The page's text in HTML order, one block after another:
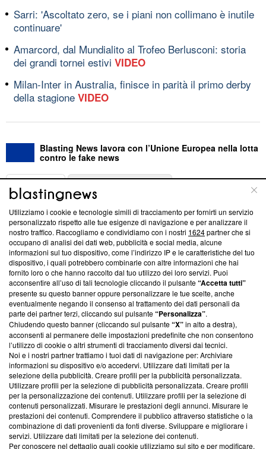
Sarri: 'Ascoltato zero, se i piani non collimano è inutile
continuare'
Amarcord, dal Mundialito al Trofeo Berlusconi: storia
dei grandi tornei estivi VIDEO
Milan-Inter in Australia, finisce in parità il primo derby
della stagione VIDEO
Blasting News lavora con l’Unione Europea nella lotta
contro le fake news
ABOUT
Questa sezione offre informazioni trasparenti su Blasting
News, sui nostri processi editoriali e su come ci impegniamo a
creare news di qualità. Inoltre, afferma la nostra aderenza a
‘Trust Project - News with Integrity’Blasting News non è
ancora membro del programma, ma ha richiesto di farne
parte; Trust Project non ha ancora effettuato una verifica di
conformità agli standard.
Su di noi
Team editoriale
Corporate
Redazione
Informativa Privacy
Cookie Policy
Blasting SA, IDI CHE-247.845.224, Via Carlo Frasca, 3 - 6900
Utilizziamo i cookie e tecnologie simili di tracciamento per fornirti un servizio
personalizzato rispetto alle tue esigenze di navigazione e per analizzare il
nostro traffico. Raccogliamo e condividiamo con i nostri 1624partner che si
occupano di analisi dei dati web, pubblicità e social media, alcune
informazioni sul tuo dispositivo, come l’indirizzo IP e le caratteristiche del tuo
dispositivo, i quali potrebbero combinarle con altre informazioni che hai
fornito loro o che hanno raccolto dal tuo utilizzo dei loro servizi. Puoi
acconsentire all’uso di tali tecnologie cliccando il pulsante“Accetta tutti”
presente su questo banner oppure personalizzare le tue scelte, anche
eventualmente negando il consenso al trattamento dei dati personali da
parte dei partner terzi, cliccando sul pulsante“Personalizza”.
Chiudendo questo banner (cliccando sul pulsante“X”in alto a destra),
acconsenti al permanere delle impostazioni predefinite che non consentono
l’utilizzo di cookie o altri strumenti di tracciamento diversi dai tecnici.
Noi e i nostri partner trattiamo i tuoi dati di navigazione per: Archiviare
informazioni su dispositivo e/o accedervi. Utilizzare dati limitati per la
selezione della pubblicità. Creare profili per la pubblicità personalizzata.
Utilizzare profili per la selezione di pubblicità personalizzata. Creare profili
per la personalizzazione dei contenuti. Utilizzare profili per la selezione di
contenuti personalizzati. Misurare le prestazioni degli annunci. Misurare le
prestazioni dei contenuti. Comprendere il pubblico attraverso statistiche o la
combinazione di dati provenienti da fonti diverse. Sviluppare e migliorare i
servizi. Utilizzare dati limitati per la selezione dei contenuti.
Per conoscere nel dettaglio quali cookie utilizziamo sul sito e per modificare,